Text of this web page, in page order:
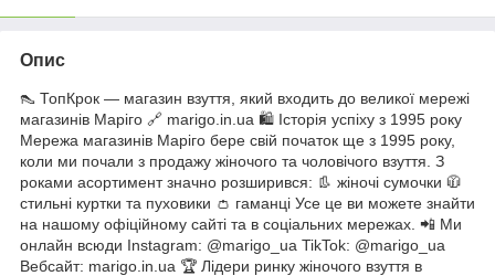
Опис
👠 ТопКрок — магазин взуття, який входить до великої мережі
магазинів Маріго 🔗 marigo.in.ua 🛍️ Історія успіху з 1995 року
Мережа магазинів Маріго бере свій початок ще з 1995 року,
коли ми почали з продажу жіночого та чоловічого взуття. З
роками асортимент значно розширився: 👢 жіночі сумочки 🧥
стильні куртки та пуховики 👛 гаманці Усе це ви можете знайти
на нашому офіційному сайті та в соціальних мережах. 📲 Ми
онлайн всюди Instagram: @marigo_ua TikTok: @marigo_ua
Вебсайт: marigo.in.ua 🏆 Лідери ринку жіночого взуття в